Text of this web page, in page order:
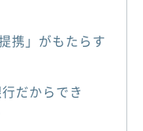
携」がもたらす
だからでき